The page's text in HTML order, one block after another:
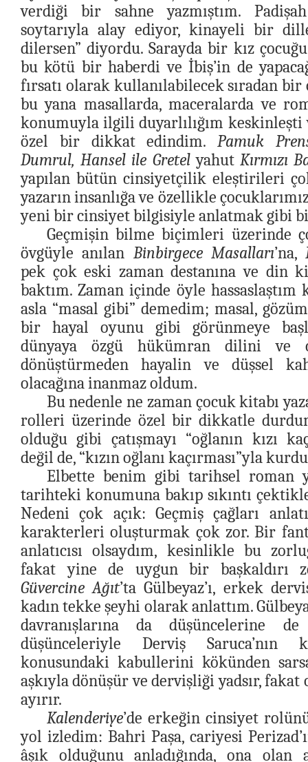
verdiği bir sahne yazmıştım.
soytarıyla alay ediyor, kinayeli bir
dilersen” diyordu. Sarayda bir kız
bu kötü bir haberdi ve İbiş’in de
fırsatı olarak kullanılabilecek sıradan bir
bu yana masallarda, maceralarda ve
konumuyla ilgili duyarlılığım keskinleşti
özel bir dikkat edindim.Pamuk
Dumrul, Hansel ile Gretelyahut Kırmızı
yapılan bütün cinsiyetçilik eleştirileri
yazarın insanlığa ve özellikle
yeni bir cinsiyet bilgisiyle anlatmak gibi
Geçmişin bilme biçimleri üzerinde
övgüyle anılan Binbirgece Masalları’na,
pek çok eski zaman destanına ve din
baktım. Zaman içinde öyle
asla “masal gibi” demedim; masal,
bir hayal oyunu gibi görünmeye
dünyaya özgü hükümran dilini ve
dönüştürmeden hayalin ve düşsel
olacağına inanmaz oldum.
Bu nedenle ne zaman çocuk kitabı
rolleri üzerinde özel bir dikkatle
olduğu gibi çatışmayı “oğlanın kızı
değil de, “kızın oğlanı kaçırması”yla
Elbette benim gibi tarihsel roman
tarihteki konumuna bakıp sıkıntı
Nedeni çok açık: Geçmiş çağları
karakterleri oluşturmak çok zor. Bir
anlatıcısı olsaydım, kesinlikle bu
fakat yine de uygun bir başkaldırı
Güvercine Ağıt’ta Gülbeyaz’ı, erkek
kadın tekke şeyhi olarak anlattım.
davranışlarına da düşüncelerine
düşünceleriyle Derviş
konusundaki kabullerini kökünden
aşkıyla dönüşür ve dervişliği yadsır,
ayırır.
Kalenderiye’de erkeğin cinsiyet
yol izledim: Bahri Paşa, cariyesi
âşık olduğunu anladığında, ona olan